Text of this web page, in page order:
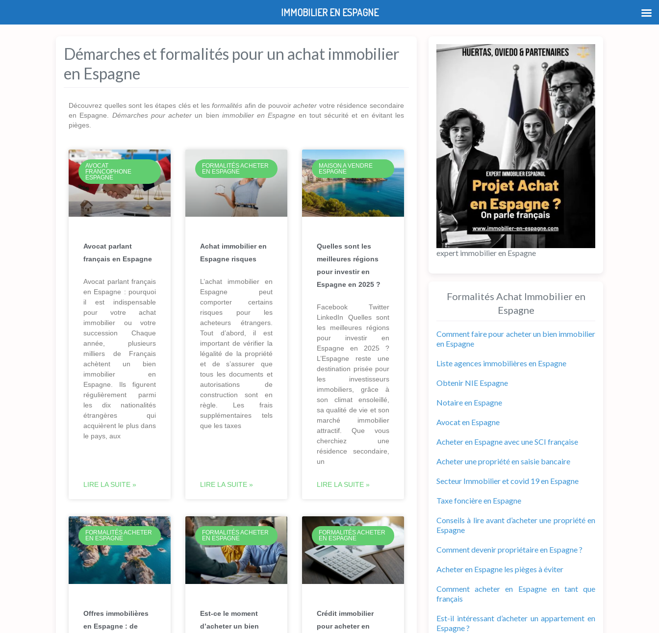
Démarches et formalités pour un achat immobilier
en Espagne
Découvrez quelles sont les étapes clés et lesformalités afin de pouvoiracheter votre résidence secondaire
en Espagne. Démarches pour acheter un bien immobilier en Espagne en tout sécurité et en évitant les
pièges.
AVOCAT
FRANCOPHONE
ESPAGNE
Avocat parlant
français en Espagne
Avocat parlant français
en Espagne : pourquoi
il est indispensable
pour votre achat
immobilier ou votre
succession Chaque
année, plusieurs
milliers de Français
achètent un bien
immobilier en
Espagne. Ils figurent
régulièrement parmi
les dix nationalités
étrangères qui
acquièrent le plus dans
le pays, aux
LIRE LA SUITE »
FORMALITÉS ACHETER
EN ESPAGNE
Achat immobilier en
Espagne risques
L’achat immobilier en
Espagne peut
comporter certains
risques pour les
acheteurs étrangers.
Tout d’abord, il est
important de vérifier la
légalité de la propriété
et de s’assurer que
tous les documents et
autorisations de
construction sont en
règle. Les frais
supplémentaires tels
que les taxes
LIRE LA SUITE »
MAISON A VENDRE
ESPAGNE
Quelles sont les
meilleures régions
pour investir en
Espagne en 2025 ?
Facebook Twitter
LinkedIn Quelles sont
les meilleures régions
pour investir en
Espagne en 2025 ?
L’Espagne reste une
destination prisée pour
les investisseurs
immobiliers, grâce à
son climat ensoleillé,
sa qualité de vie et son
marché immobilier
attractif. Que vous
cherchiez une
résidence secondaire,
un
LIRE LA SUITE »
FORMALITÉS ACHETER
EN ESPAGNE
Offres immobilières
en Espagne : de
FORMALITÉS ACHETER
EN ESPAGNE
Est-ce le moment
d’acheter un bien
FORMALITÉS ACHETER
EN ESPAGNE
Crédit immobilier
pour acheter en
expert immobilier en Espagne
Formalités Achat Immobilier en
Espagne
Comment faire pour acheter un bien immobilier
en Espagne
Liste agences immobilières en Espagne
Obtenir NIE Espagne
Notaire en Espagne
Avocat en Espagne
Acheter en Espagne avec une SCI française
Acheter une propriété en saisie bancaire
Secteur Immobilier et covid 19 en Espagne
Taxe foncière en Espagne
Conseils à lire avant d’acheter une propriété en
Espagne
Comment devenir propriétaire en Espagne ?
Acheter en Espagne les pièges à éviter
Comment acheter en Espagne en tant que
français
Est-il intéressant d’acheter un appartement en
Espagne ?
IMMOBILIER EN ESPAGNE